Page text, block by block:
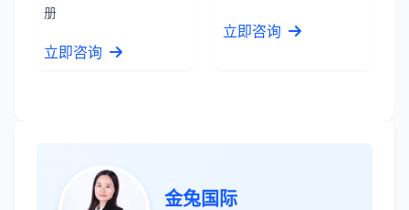
册
立即咨询
立即咨询
金兔国际